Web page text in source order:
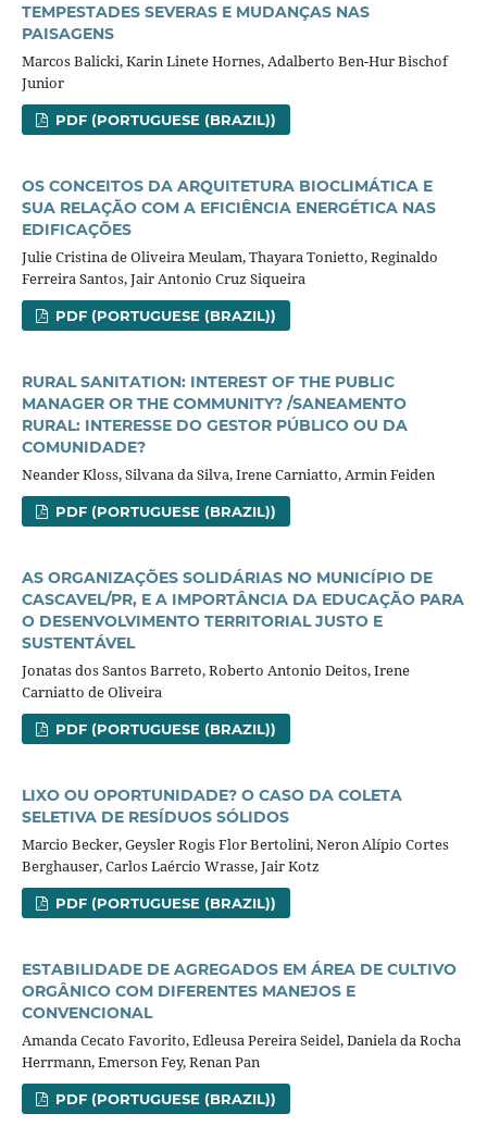
TEMPESTADES SEVERAS E MUDANÇAS NAS
PAISAGENS
Marcos Balicki, Karin Linete Hornes, Adalberto Ben-Hur Bischof
Junior
PDF (PORTUGUESE (BRAZIL))
OS CONCEITOS DA ARQUITETURA BIOCLIMÁTICA E
SUA RELAÇÃO COM A EFICIÊNCIA ENERGÉTICA NAS
EDIFICAÇÕES
Julie Cristina de Oliveira Meulam, Thayara Tonietto, Reginaldo
Ferreira Santos, Jair Antonio Cruz Siqueira
PDF (PORTUGUESE (BRAZIL))
RURAL SANITATION: INTEREST OF THE PUBLIC
MANAGER OR THE COMMUNITY? /SANEAMENTO
RURAL: INTERESSE DO GESTOR PÚBLICO OU DA
COMUNIDADE?
Neander Kloss, Silvana da Silva, Irene Carniatto, Armin Feiden
PDF (PORTUGUESE (BRAZIL))
AS ORGANIZAÇÕES SOLIDÁRIAS NO MUNICÍPIO DE
CASCAVEL/PR, E A IMPORTÂNCIA DA EDUCAÇÃO PARA
O DESENVOLVIMENTO TERRITORIAL JUSTO E
SUSTENTÁVEL
Jonatas dos Santos Barreto, Roberto Antonio Deitos, Irene
Carniatto de Oliveira
PDF (PORTUGUESE (BRAZIL))
LIXO OU OPORTUNIDADE? O CASO DA COLETA
SELETIVA DE RESÍDUOS SÓLIDOS
Marcio Becker, Geysler Rogis Flor Bertolini, Neron Alípio Cortes
Berghauser, Carlos Laércio Wrasse, Jair Kotz
PDF (PORTUGUESE (BRAZIL))
ESTABILIDADE DE AGREGADOS EM ÁREA DE CULTIVO
ORGÂNICO COM DIFERENTES MANEJOS E
CONVENCIONAL
Amanda Cecato Favorito, Edleusa Pereira Seidel, Daniela da Rocha
Herrmann, Emerson Fey, Renan Pan
PDF (PORTUGUESE (BRAZIL))